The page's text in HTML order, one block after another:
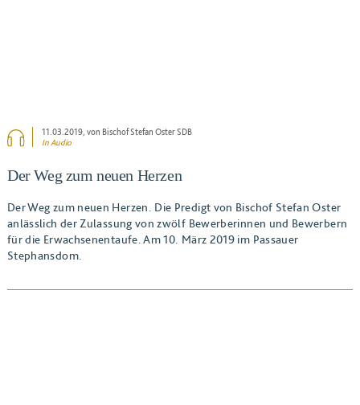
11.03.2019, von Bischof Stefan Oster SDB
In Audio
Der Weg zum neuen Herzen
Der Weg zum neuen Herzen. Die Predigt von Bischof Stefan Oster
anlässlich der Zulassung von zwölf Bewerberinnen und Bewerbern
für die Erwachsenentaufe. Am 10. März 2019 im Passauer
Stephansdom.